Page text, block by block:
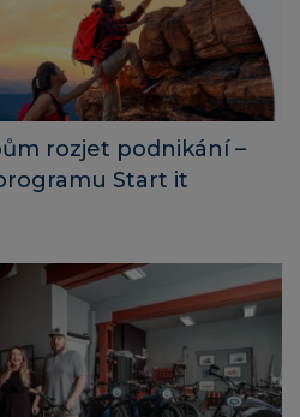
rozjet podnikání –
Start it